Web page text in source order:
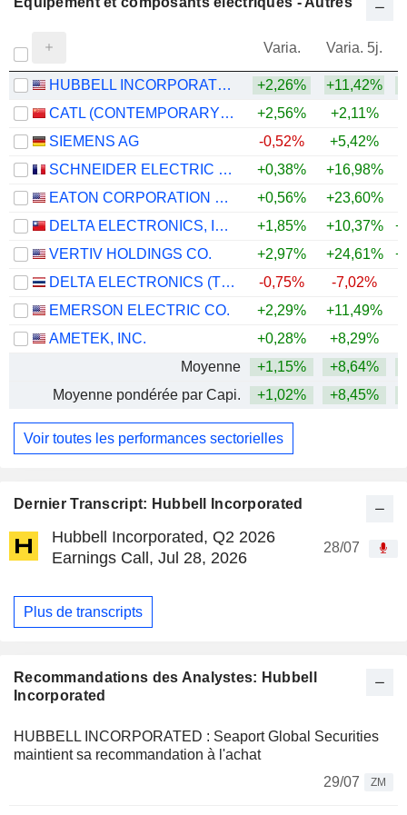
Dernier Transcript: Hubbell Incorporated
Hubbell Incorporated, Q2 2026
Earnings Call, Jul 28, 2026
28/07
Plus de transcripts
Recommandations des Analystes: Hubbell
Incorporated
HUBBELL INCORPORATED : Seaport Global Securities
maintient sa recommandation à l'achat
29/07
ZM
Varia. Varia. 5j.
HUBBELL INCORPORATED +2,26% +11,42%
CATL (CONTEMPORARY AMPEREX TECHNOLOGY)
+2,56% +2,11%
SIEMENS AG
-0,52% +5,42%
SCHNEIDER ELECTRIC SE
+0,38% +16,98%
EATON CORPORATION PLC
+0,56% +23,60%
DELTA ELECTRONICS, INC.
+1,85% +10,37%
VERTIV HOLDINGS CO.
+2,97% +24,61%
DELTA ELECTRONICS (THAILAND)
-0,75% -7,02%
EMERSON ELECTRIC CO.
+2,29% +11,49%
AMETEK, INC.
+0,28% +8,29%
Moyenne
+1,15% +8,64%
Moyenne pondérée par Capi.
+1,02% +8,45%
Voir toutes les performances sectorielles